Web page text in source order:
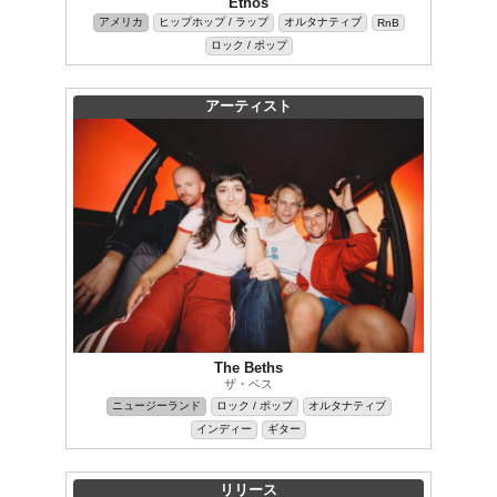
アメリカ ヒップホップ / ラップ オルタナティブ
RnB
ロック / ポップ
アーティスト
The Beths
ザ・ベス
ニュージーランド ロック / ポップ
オルタナティブ
インディー
ギター
リリース